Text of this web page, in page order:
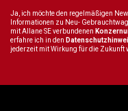
Ja, ich möchte den regelmäßigen
Informationen zu Neu-
mit Allane SE verbundenen
erfahre ich in den
jederzeit mit Wirkung für die Zukunft